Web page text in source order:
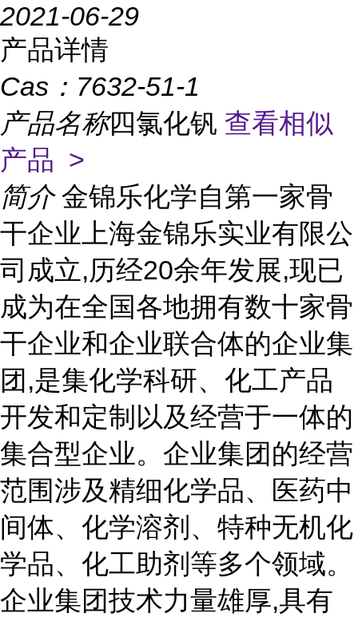
2021-06-29
产品详情
Cas： 7632-51-1
产品名称四氯化钒 查看相似
产品 >
简介 金锦乐化学自第一家骨
干企业上海金锦乐实业有限公
司成立,历经20余年发展,现已
成为在全国各地拥有数十家骨
干企业和企业联合体的企业集
团,是集化学科研、化工产品
开发和定制以及经营于一体的
集合型企业。企业集团的经营
范围涉及精细化学品、医药中
间体、化学溶剂、特种无机化
学品、化工助剂等多个领域。
企业集团技术力量雄厚,具有